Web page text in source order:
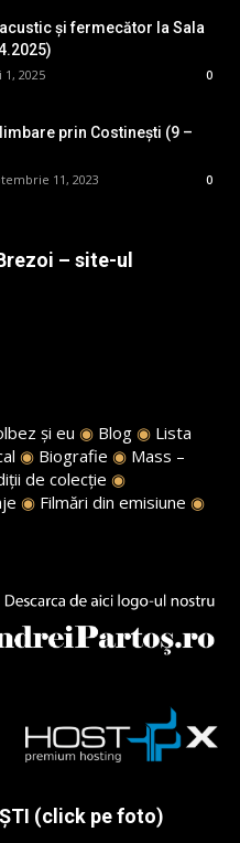
și fermecător la Sala
1, 2025 0
prin Costinești (9 –
11, 2023 0
– site-ul
și eu ◉ Blog ◉ Lista
◉ Biografie ◉ Mass –
de colecție ◉
◉ Filmări din emisiune ◉
(click pe foto)